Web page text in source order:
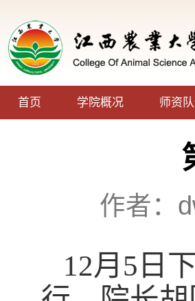
首页 学院概况 师资
作者：
12月 5 日